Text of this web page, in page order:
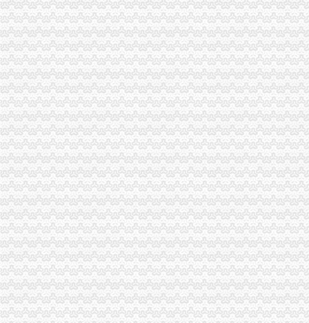
【南京代账公司】-代理记帐-南京赶集网
代账会计虚开发票上千万每月工资仅几百|增值税|会计|发票_新浪新闻
重庆大中税务师事务所--重庆代账公司,重庆税务咨询,重庆会计代
合肥会计代帐|合肥代报税|合肥代账报税|合肥代账公司电话0551-
泰州代账,泰州代账会计,泰州代账公司,泰州会计代账,泰州优正会
沈代账会计_代办营业执照注册_沈代账公司_沈瑞亚会计服务有
渝中区重庆天地
重庆渝中区的重庆天地除了琳琅,还有哪些地方可以接办宴？_搜
【多图】渝中区重庆天地板式精装江景豪宅现房带人和街学指标,
重庆市渝中区人民
重庆天地写字楼|重庆市辖区渝中区重庆天地写字楼|地理位置|交通状况|
【图】邻解放碑洪崖洞重庆天地北欧简约大床房_渝中区短租公寓_途家
渝中区重庆天地公寓即买即住5.1米高轻轨旁,重庆渝中化龙桥重庆
重庆渝中重庆天地户型图-找我家-土巴兔装修网
请问渝中区重庆天地这附近有什么送外卖的啊急求_重庆吧_百度贴吧
重庆市渝中区物业协会参观重庆天地认可丰诚物业优质服务_新浪家居
渝中区重庆天地精装两房绝版户型限量团购热销,重庆天地二手房,
两路口代账公司
【庐区三孝口专业注册公司代账报税欢迎来电咨询丁莉免费申请一
蜀山区黄岳路口附近注册公司代账报税找江秀秀低价注册-合肥58同城
杨浦区五角场镇出口退税小规模代账整理账-上海58同城
青岛卓珏快速公司注册、代理记账、纳税申报、年度所得税汇缴、出口